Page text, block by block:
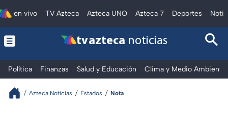
en vivo TV Azteca Azteca UNO Azteca 7 Deportes
tv azteca noticias
Política Finanzas Salud y Educación Clima y Medio Ambiente
Azteca Noticias Estados Nota